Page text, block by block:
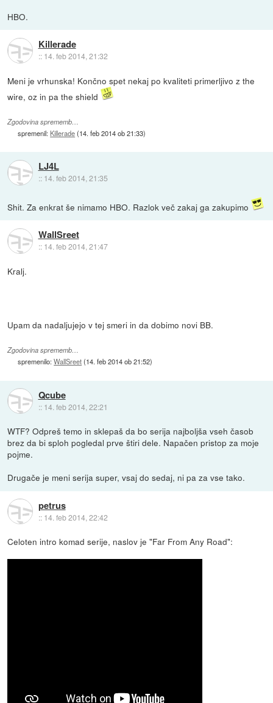
HBO.
Killerade
:: 14. feb 2014, 21:32
Meni je vrhunska! Končno spet nekaj po kvaliteti primerljivo z the
wire, oz in pa the shield
Zgodovina sprememb…
spremenil: Killerade(14. feb 2014 ob 21:33)
LJ4L
:: 14. feb 2014, 21:35
Shit. Za enkrat še nimamo HBO. Razlok več zakaj ga zakupimo
WallSreet
:: 14. feb 2014, 21:47
Kralj.
Upam da nadaljujejo v tej smeri in da dobimo novi BB.
Zgodovina sprememb…
spremenilo:WallSreet(14. feb 2014 ob 21:52)
Qcube
:: 14. feb 2014, 22:21
WTF? Odpreš temo in sklepaš da bo serija najboljša vseh časob
brez da bi sploh pogledal prve štiri dele. Napačen pristop za moje
pojme.
Drugače je meni serija super, vsaj do sedaj, ni pa za vse tako.
petrus
:: 14. feb 2014, 22:42
Celoten intro komad serije, naslov je "Far From Any Road":